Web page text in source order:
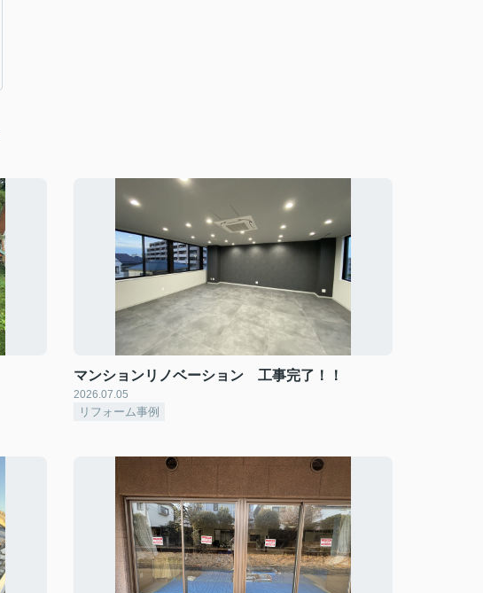
マンションリノベーション 工事完了！！
2026.07.05
リフォーム事例